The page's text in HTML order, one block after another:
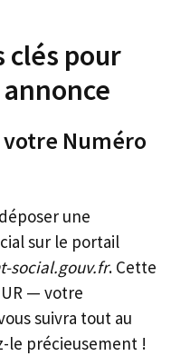
clés pour
votre Numéro
une
sur le portail
social.gouv.fr. Cette
— votre
suivra tout au
le précieusement !